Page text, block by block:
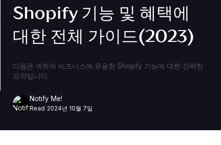
Shopify 기능 및 혜택에
대한 전체 가이드(2023)
다음은 귀하의 비즈니스에 유용한 Shopify 기능에 대한 간략한
요약입니다.
Notify Me!
Read 2024년 10월 7일